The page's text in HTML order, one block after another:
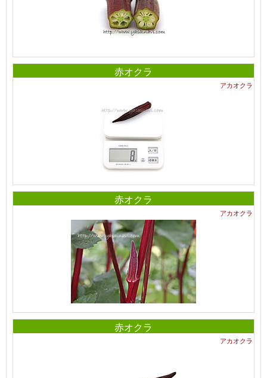
赤オクラ
アカオクラ
赤オクラ
アカオクラ
赤オクラ
アカオクラ